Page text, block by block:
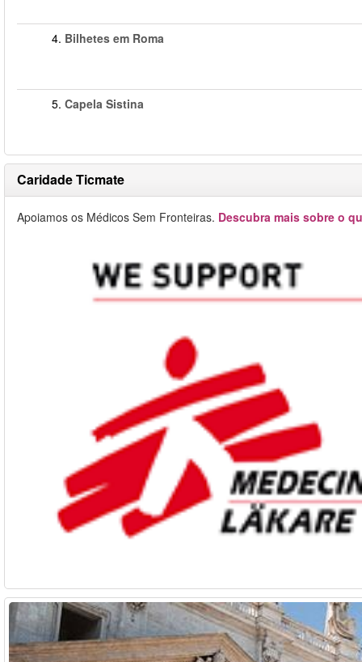
4. Bilhetes em Roma
5. Capela Sistina
Caridade Ticmate
Apoiamos os Médicos Sem Fronteiras. Descubra mais sobre o